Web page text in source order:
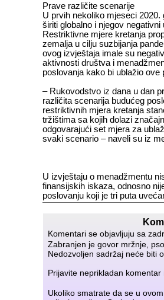
Prave različite scenarije
U prvih nekoliko mjeseci
širiti globalno i njegov
Restriktivne mjere kretanja
zemalja u cilju suzbijanja
ovog izvještaja imale su
aktivnosti društva i
poslovanja kako bi ublažio
– Rukovodstvo iz dana u dan
različita scenarija budućeg
restriktivnih mjera kretanja
tržištima sa kojih dolazi
odgovarajući set mjera za
svaki scenario – naveli su iz
U izvještaju o menadžmentu
finansijskih iskaza, odnosno
poslovanju koji je tri puta
Komentari se objavljuju sa
Zabranjen je govor mržnje,
Nedozvoljen sadržaj neće biti
Prijavite neprikladan
Ukoliko smatrate da se u